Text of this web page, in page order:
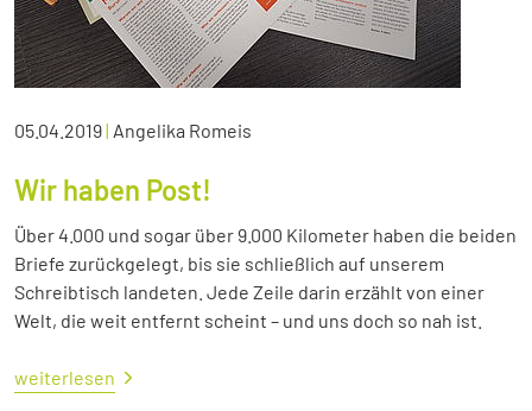
05.04.2019| Angelika Romeis
Wir haben Post!
Über 4.000 und sogar über 9.000 Kilometer haben die beiden
Briefe zurückgelegt, bis sie schließlich auf unserem
Schreibtisch landeten. Jede Zeile darin erzählt von einer
Welt, die weit entfernt scheint – und uns doch so nah ist.
weiterlesen